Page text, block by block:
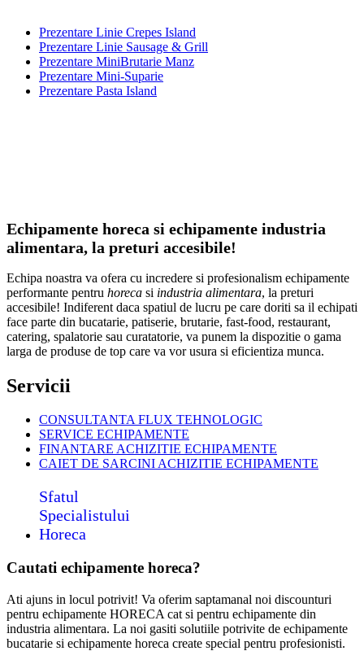
Prezentare Linie Crepes Island
Prezentare Linie Sausage & Grill
Prezentare MiniBrutarie Manz
Prezentare Mini-Suparie
Prezentare Pasta Island
Echipamente horeca si echipamente industria
alimentara, la preturi accesibile!
Echipa noastra va ofera cu incredere si profesionalism echipamente
performante pentru horeca si industria alimentara, la preturi
accesibile! Indiferent daca spatiul de lucru pe care doriti sa il echipati
face parte din bucatarie, patiserie, brutarie, fast-food, restaurant,
catering, spalatorie sau curatatorie, va punem la dispozitie o gama
larga de produse de top care va vor usura si eficientiza munca.
Servicii
CONSULTANTA FLUX TEHNOLOGIC
SERVICE ECHIPAMENTE
FINANTARE ACHIZITIE ECHIPAMENTE
CAIET DE SARCINI ACHIZITIE ECHIPAMENTE
Sfatul
Specialistului
Horeca
Cautati echipamente horeca?
Ati ajuns in locul potrivit! Va oferim saptamanal noi discounturi
pentru echipamente HORECA cat si pentru echipamente din
industria alimentara. La noi gasiti solutiile potrivite de echipamente
bucatarie si echipamente horeca create special pentru profesionisti.